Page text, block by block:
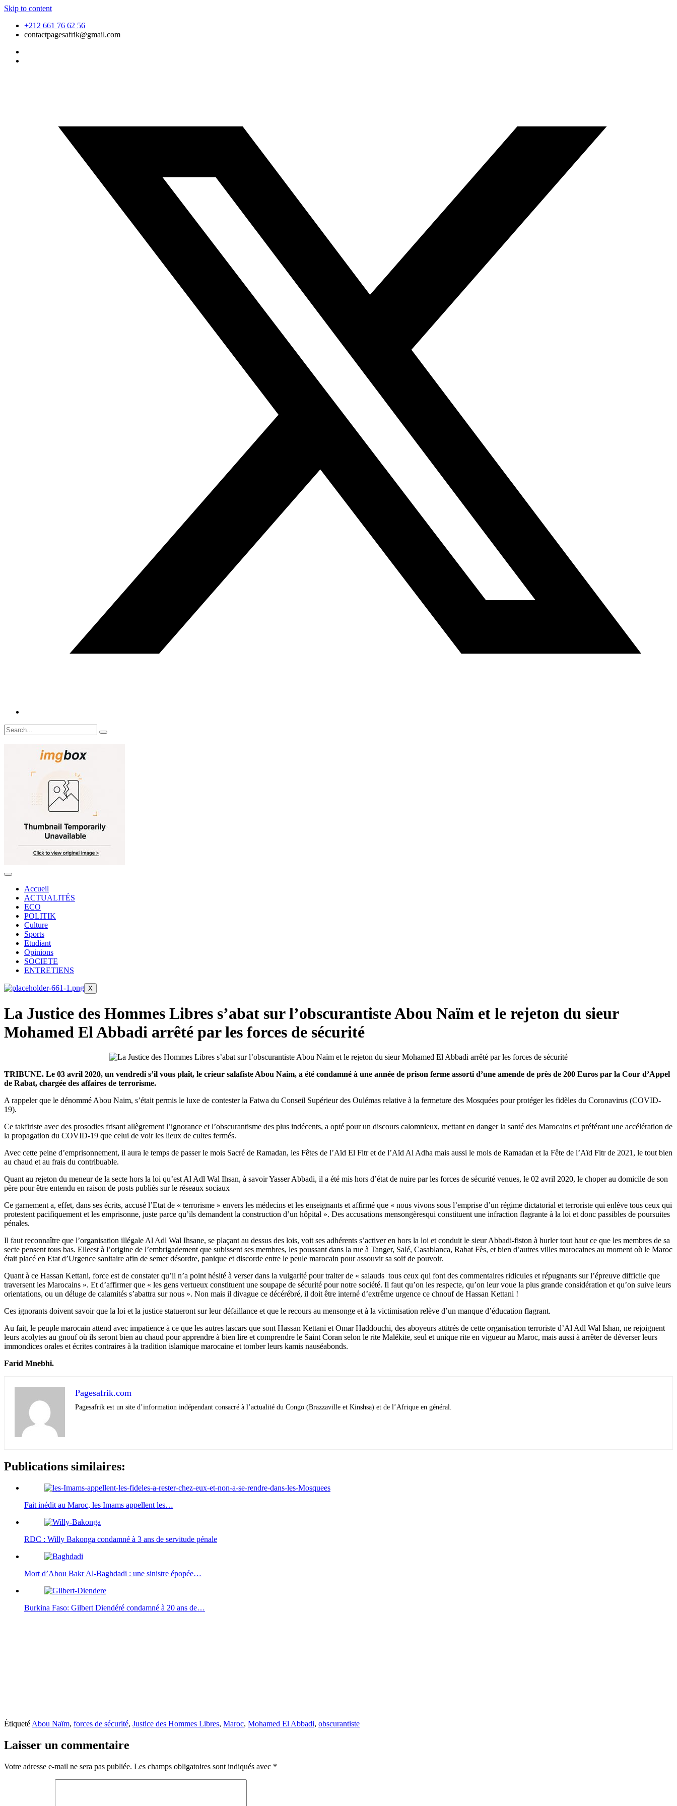
Skip to content
+212 661 76 62 56
contactpagesafrik@gmail.com
Accueil
ACTUALITÉS
ECO
POLITIK
Culture
Sports
Etudiant
Opinions
SOCIETE
ENTRETIENS
X
La Justice des Hommes Libres s’abat sur l’obscurantiste Abou Naïm et le rejeton du sieur
Mohamed El Abbadi arrêté par les forces de sécurité
TRIBUNE. Le 03 avril 2020, un vendredi s’il vous plaît, le crieur salafiste Abou Naim, a été condamné à une année de prison ferme assorti d’une amende de près de 200 Euros par la Cour d’Appel
de Rabat, chargée des affaires de terrorisme.
A rappeler que le dénommé Abou Naim, s’était permis le luxe de contester la Fatwa du Conseil Supérieur des Oulémas relative à la fermeture des Mosquées pour protéger les fidèles du Coronavirus (COVID-
19).
Ce takfiriste avec des prosodies frisant allègrement l’ignorance et l’obscurantisme des plus indécents, a opté pour un discours calomnieux, mettant en danger la santé des Marocains et préférant une accélération de
la propagation du COVID-19 que celui de voir les lieux de cultes fermés.
Avec cette peine d’emprisonnement, il aura le temps de passer le mois Sacré de Ramadan, les Fêtes de l’Aïd El Fitr et de l’Aïd Al Adha mais aussi le mois de Ramadan et la Fête de l’Aïd Fitr de 2021, le tout bien
au chaud et au frais du contribuable.
Quant au rejeton du meneur de la secte hors la loi qu’est Al Adl Wal Ihsan, à savoir Yasser Abbadi, il a été mis hors d’état de nuire par les forces de sécurité venues, le 02 avril 2020, le choper au domicile de son
père pour être entendu en raison de posts publiés sur le réseaux sociaux
Ce garnement a, effet, dans ses écrits, accusé l’Etat de « terrorisme » envers les médecins et les enseignants et affirmé que « nous vivons sous l’emprise d’un régime dictatorial et terroriste qui enlève tous ceux qui
protestent pacifiquement et les emprisonne, juste parce qu’ils demandent la construction d’un hôpital ». Des accusations mensongèresqui constituent une infraction flagrante à la loi et donc passibles de poursuites
pénales.
Il faut reconnaître que l’organisation illégale Al Adl Wal Ihsane, se plaçant au dessus des lois, voit ses adhérents s’activer en hors la loi et conduit le sieur Abbadi-fiston à hurler tout haut ce que les membres de sa
secte pensent tous bas. Elleest à l’origine de l’embrigadement que subissent ses membres, les poussant dans la rue à Tanger, Salé, Casablanca, Rabat Fès, et bien d’autres villes marocaines au moment où le Maroc
était placé en Etat d’Urgence sanitaire afin de semer désordre, panique et discorde entre le peule marocain pour assouvir sa soif de pouvoir.
Quant à ce Hassan Kettani, force est de constater qu’il n’a point hésité à verser dans la vulgarité pour traiter de « salauds tous ceux qui font des commentaires ridicules et répugnants sur l’épreuve difficile que
traversent les Marocains ». Et d’affirmer que « les gens vertueux constituent une soupape de sécurité pour notre société. Il faut qu’on les respecte, qu’on leur voue la plus grande considération et qu’on suive leurs
orientations, ou un déluge de calamités s’abattra sur nous ». Non mais il divague ce décérébré, il doit être interné d’extrême urgence ce chnouf de Hassan Kettani !
Ces ignorants doivent savoir que la loi et la justice statueront sur leur défaillance et que le recours au mensonge et à la victimisation relève d’un manque d’éducation flagrant.
Au fait, le peuple marocain attend avec impatience à ce que les autres lascars que sont Hassan Kettani et Omar Haddouchi, des aboyeurs attitrés de cette organisation terroriste d’Al Adl Wal Ishan, ne rejoignent
leurs acolytes au gnouf où ils seront bien au chaud pour apprendre à bien lire et comprendre le Saint Coran selon le rite Malékite, seul et unique rite en vigueur au Maroc, mais aussi à arrêter de déverser leurs
immondices orales et écrites contraires à la tradition islamique marocaine et tomber leurs kamis nauséabonds.
Farid Mnebhi.
Pagesafrik.com
Pagesafrik est un site d’information indépendant consacré à l’actualité du Congo (Brazzaville et Kinshsa) et de l’Afrique en général.
Publications similaires:
Fait inédit au Maroc, les Imams appellent les…
RDC : Willy Bakonga condamné à 3 ans de servitude pénale
Mort d’Abou Bakr Al-Baghdadi : une sinistre épopée…
Burkina Faso: Gilbert Diendéré condamné à 20 ans de…
Étiqueté Abou Naïm, forces de sécurité, Justice des Hommes Libres, Maroc, Mohamed El Abbadi, obscurantiste
Laisser un commentaire
Votre adresse e-mail ne sera pas publiée. Les champs obligatoires sont indiqués avec *